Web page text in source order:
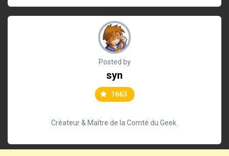
Posted by
syn
1663
Créateur & Maître de la Comté du Geek.